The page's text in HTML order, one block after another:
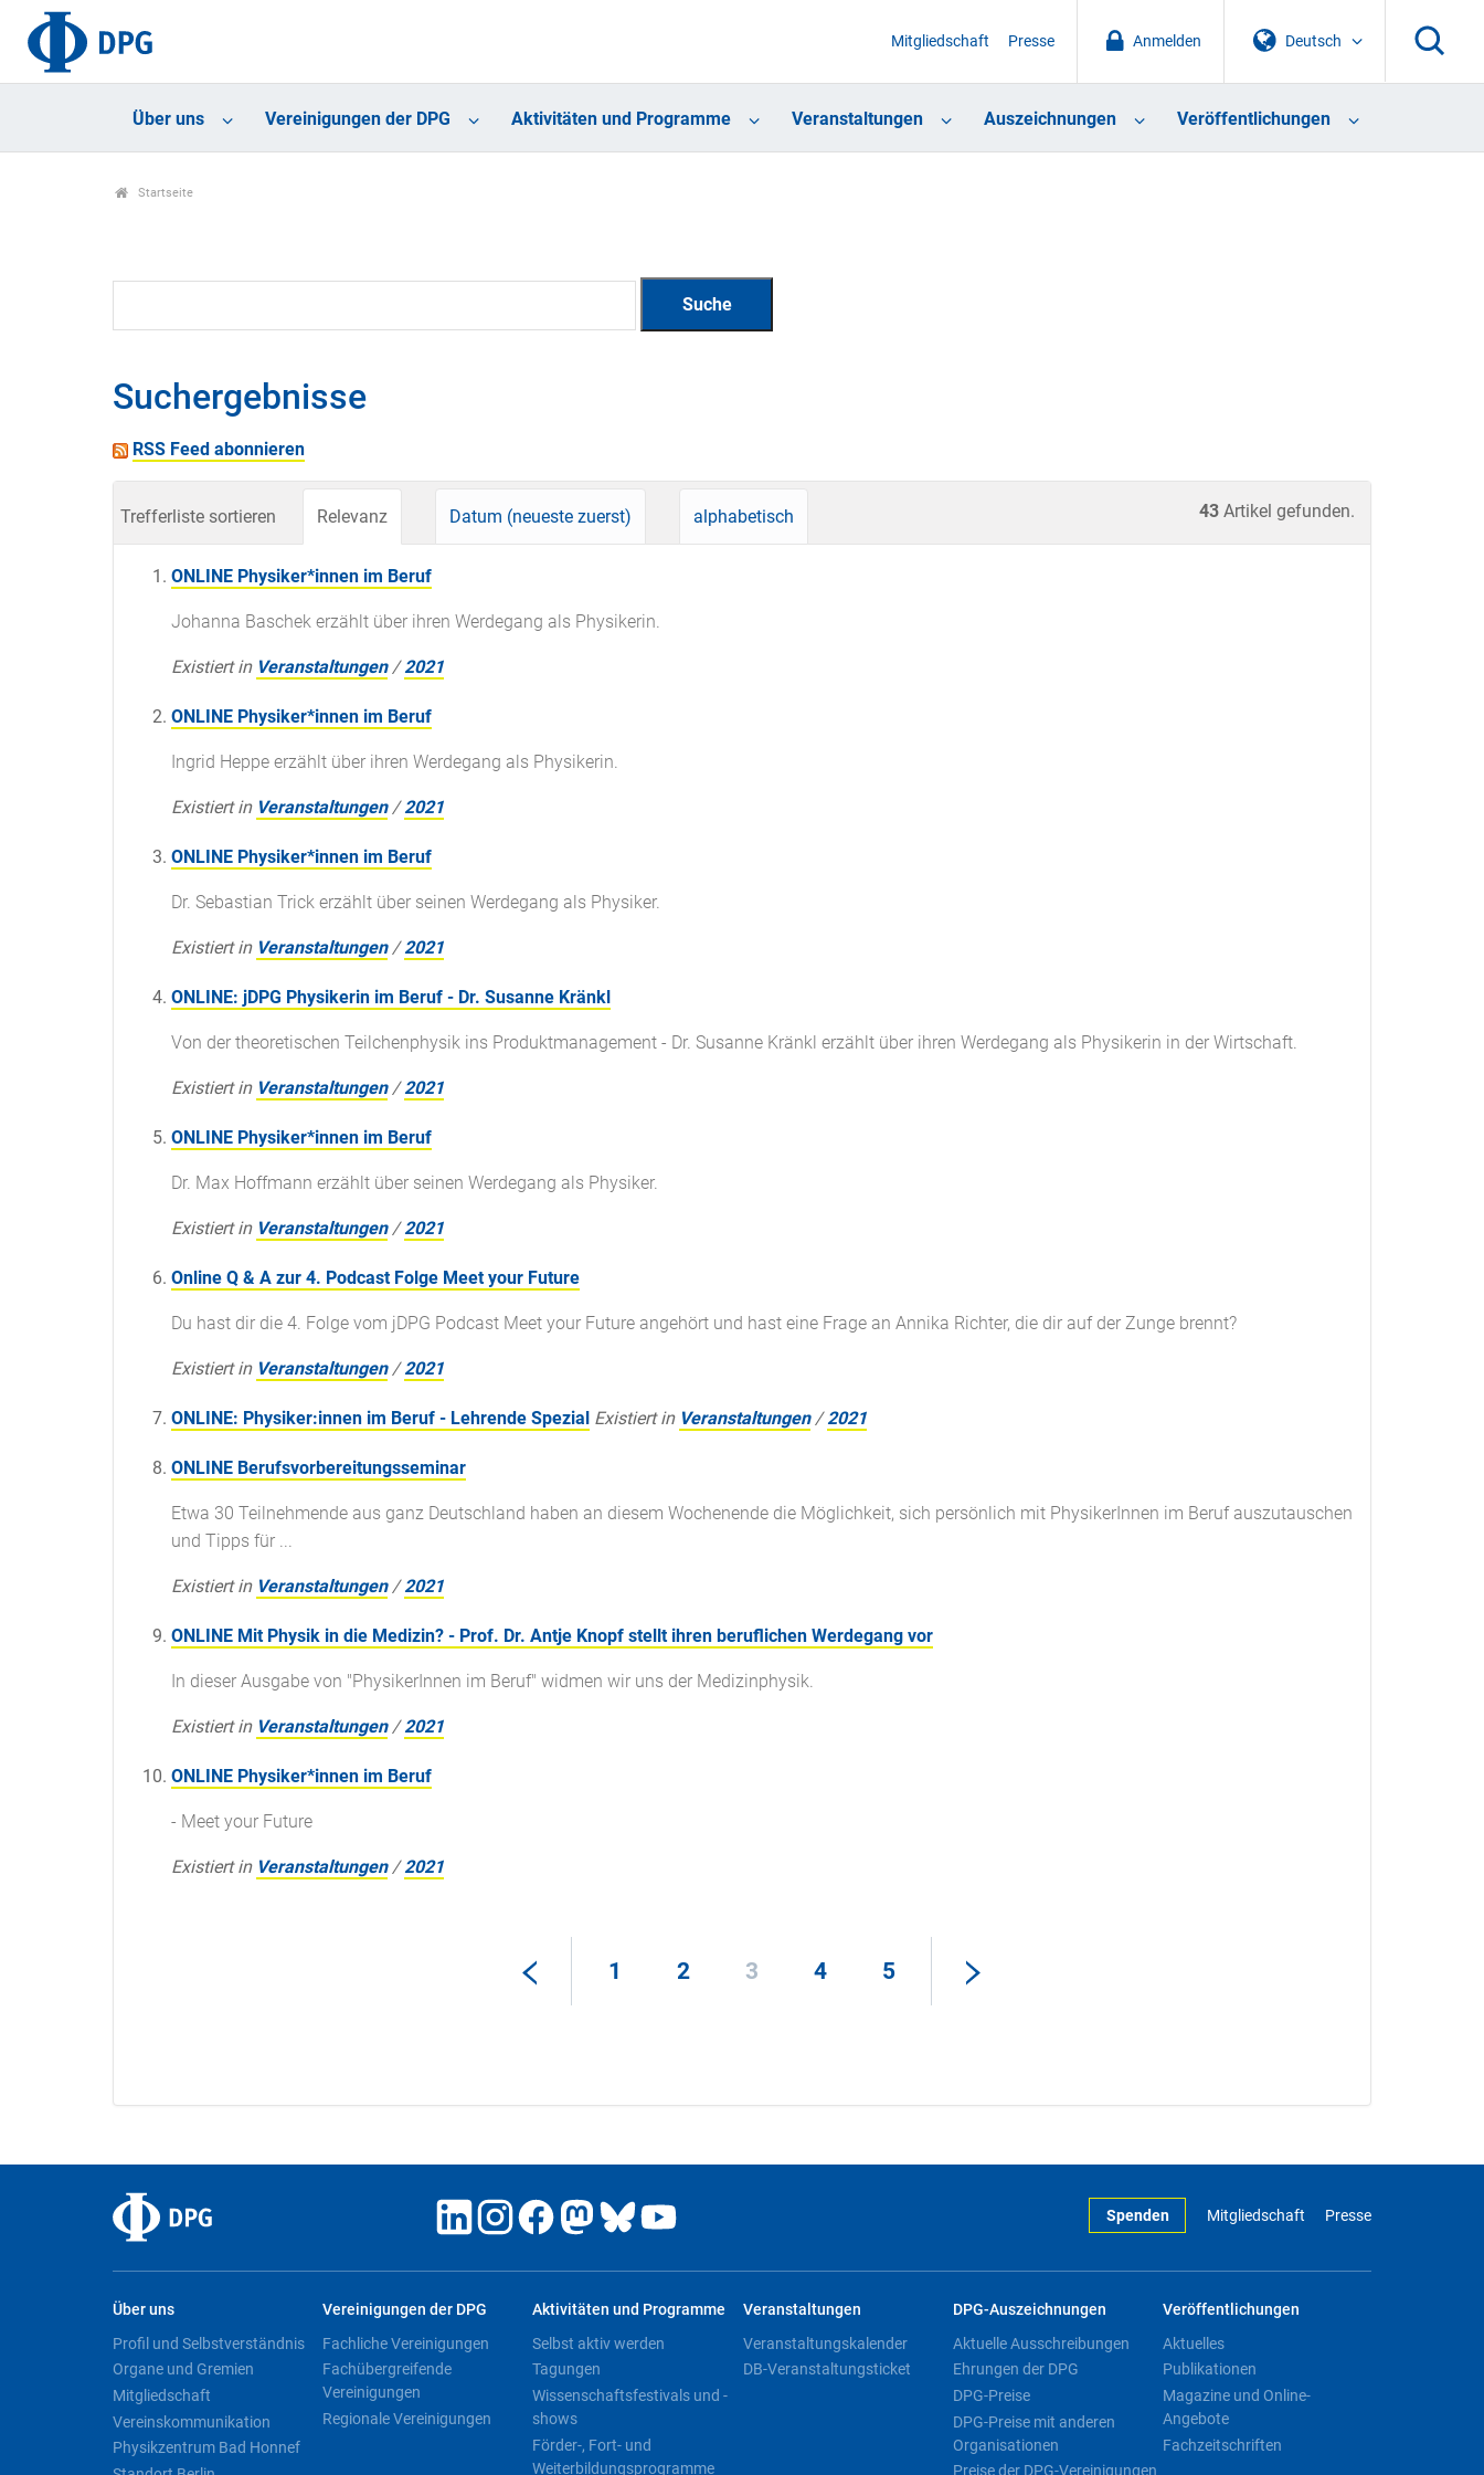
Deutsch
Anmelden
Mitgliedschaft Presse
Über uns Vereinigungen der DPG Aktivitäten und Programme Veranstaltungen Auszeichnungen Veröffentlichungen
Startseite
Suchergebnisse
RSS Feed abonnieren
43 Artikel gefunden.
Trefferliste sortieren Relevanz Datum (neueste zuerst) alphabetisch
ONLINE Physiker*innen im Beruf
Johanna Baschek erzählt über ihren Werdegang als Physikerin.
Existiert in Veranstaltungen /2021
ONLINE Physiker*innen im Beruf
Ingrid Heppe erzählt über ihren Werdegang als Physikerin.
Existiert in Veranstaltungen /2021
ONLINE Physiker*innen im Beruf
Dr. Sebastian Trick erzählt über seinen Werdegang als Physiker.
Existiert in Veranstaltungen /2021
ONLINE: jDPG Physikerin im Beruf - Dr. Susanne Kränkl
Von der theoretischen Teilchenphysik ins Produktmanagement - Dr. Susanne Kränkl erzählt über ihren Werdegang als Physikerin in der Wirtschaft.
Existiert in Veranstaltungen /2021
ONLINE Physiker*innen im Beruf
Dr. Max Hoffmann erzählt über seinen Werdegang als Physiker.
Existiert in Veranstaltungen /2021
Online Q & A zur 4. Podcast Folge Meet your Future
Du hast dir die 4. Folge vom jDPG Podcast Meet your Future angehört und hast eine Frage an Annika Richter, die dir auf der Zunge brennt?
Existiert in Veranstaltungen /2021
ONLINE: Physiker:innen im Beruf - Lehrende Spezial Existiert in Veranstaltungen /2021
ONLINE Berufsvorbereitungsseminar
Etwa 30 Teilnehmende aus ganz Deutschland haben an diesem Wochenende die Möglichkeit, sich persönlich mit PhysikerInnen im Beruf auszutauschen
und Tipps für ...
Existiert in Veranstaltungen /2021
ONLINE Mit Physik in die Medizin? - Prof. Dr. Antje Knopf stellt ihren beruflichen Werdegang vor
In dieser Ausgabe von "PhysikerInnen im Beruf" widmen wir uns der Medizinphysik.
Existiert in Veranstaltungen /2021
ONLINE Physiker*innen im Beruf
- Meet your Future
Existiert in Veranstaltungen /2021
1 2 3 4 5
Spenden Mitgliedschaft Presse
Über uns
Profil und Selbstverständnis
Organe und Gremien
Mitgliedschaft
Vereinskommunikation
Physikzentrum Bad Honnef
Vereinigungen der DPG
Fachliche Vereinigungen
Fachübergreifende
Vereinigungen
Regionale Vereinigungen
Aktivitäten und Programme
Selbst aktiv werden
Tagungen
Wissenschaftsfestivals und -
shows
Förder-, Fort- und
Weiterbildungsprogramme
Veranstaltungen
Veranstaltungskalender
DB-Veranstaltungsticket
DPG-Auszeichnungen
Aktuelle Ausschreibungen
Ehrungen der DPG
DPG-Preise
DPG-Preise mit anderen
Organisationen
Preise der DPG-Vereinigungen
Veröffentlichungen
Aktuelles
Publikationen
Magazine und Online-
Angebote
Fachzeitschriften